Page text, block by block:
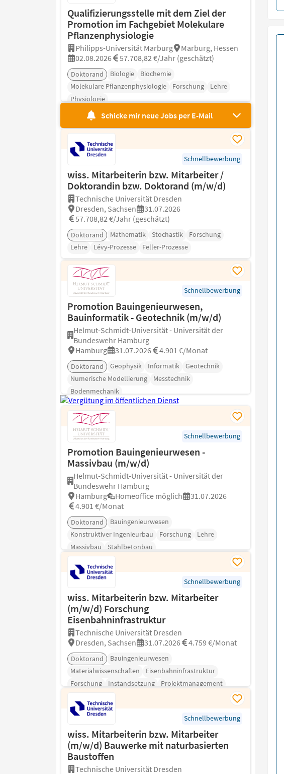
Qualifizierungsstelle mit dem Ziel der
Promotion im Fachgebiet Molekulare
Pflanzenphysiologie
Philipps-Universität Marburg
Marburg, Hessen
02.08.2026
57.708,82 €/Jahr (geschätzt)
Doktorand Biologie
Biochemie
Molekulare Pflanzenphysiologie
Forschung
Lehre
Physiologie
Schicke mir neue Jobs per E-Mail
Schnellbewerbung
wiss. Mitarbeiterin bzw. Mitarbeiter /
Doktorandin bzw. Doktorand (m/w/d)
Technische Universität Dresden
Dresden, Sachsen
31.07.2026
57.708,82 €/Jahr (geschätzt)
Doktorand Mathematik Stochastik
Forschung
Lehre
Lévy-Prozesse Feller-Prozesse
Schnellbewerbung
Promotion Bauingenieurwesen,
Bauinformatik - Geotechnik (m/w/d)
Helmut-Schmidt-Universität - Universität der
Bundeswehr Hamburg
Hamburg
31.07.2026 4.901 €/Monat
Doktorand Geophysik Informatik
Geotechnik
Numerische Modellierung
Messtechnik
Bodenmechanik
Schnellbewerbung
Promotion Bauingenieurwesen -
Massivbau (m/w/d)
Helmut-Schmidt-Universität - Universität der
Bundeswehr Hamburg
Hamburg
Homeoffice möglich
31.07.2026
4.901 €/Monat
Doktorand
Bauingenieurwesen
Konstruktiver Ingenieurbau
Forschung
Lehre
Massivbau
Stahlbetonbau
Schnellbewerbung
wiss. Mitarbeiterin bzw. Mitarbeiter
(m/w/d) Forschung
Eisenbahninfrastruktur
Technische Universität Dresden
Dresden, Sachsen
31.07.2026 4.759 €/Monat
Doktorand
Bauingenieurwesen
Materialwissenschaften
Eisenbahninfrastruktur
Forschung
Instandsetzung Projektmanagement
Schnellbewerbung
wiss. Mitarbeiterin bzw. Mitarbeiter
(m/w/d) Bauwerke mit naturbasierten
Baustoffen
Technische Universität Dresden